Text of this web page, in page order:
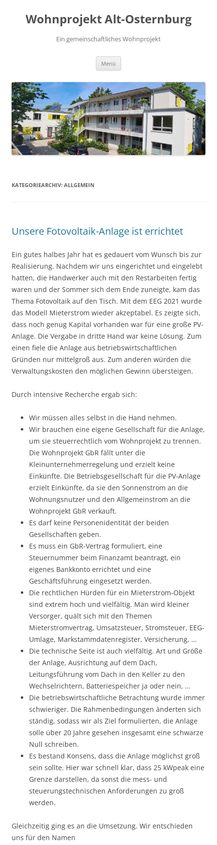
springen
Wohnprojekt Alt-Osternburg
Ein gemeinschaftliches Wohnprojekt
Menü
KATEGORIEARCHIV: ALLGEMEIN
Unsere Fotovoltaik-Anlage ist errichtet
Ein gutes halbes Jahr hat es gedauert vom Wunsch bis zur
Realisierung. Nachdem wir uns eingerichtet und eingelebt
hatten, die Handwerker auch mit den Restarbeiten fertig
waren und der Sommer sich dem Ende zuneigte, kam das
Thema Fotovoltaik auf den Tisch. Mit dem EEG 2021 wurde
das Modell Mieterstrom wieder akzeptabel. Es zeigte sich,
dass noch genug Kapital vorhanden war für eine große PV-
Anlage. Die Vergabe in dritte Hand war keine Lösung. Zum
einen fiele die Anlage aus betriebswirtschaftlichen
Gründen nur mittelgroß aus. Zum anderen würden die
Verwaltungskosten den möglichen Gewinn übersteigen.
Durch intensive Recherche ergab sich:
Wir müssen alles selbst in die Hand nehmen.
Wir brauchen eine eigene Gesellschaft für die Anlage,
um sie steuerrechtlich vom Wohnprojekt zu trennen.
Die Wohnprojekt GbR fällt unter die
Kleinunternehmerregelung und erzielt keine
Einkünfte. Die Betriebsgesellschaft für die PV-Anlage
erzielt Einkünfte, da sie den Sonnenstrom an die
Wohnungsnutzer und den Allgemeinstrom an die
Wohnprojekt GbR verkauft.
Es darf keine Personenidentität der beiden
Gesellschaften geben.
Es muss ein GbR-Vertrag formuliert, eine
Steuernummer beim Finanzamt beantragt, ein
eigenes Bankkonto errichtet und eine
Geschäftsführung eingesetzt werden.
Die rechtlichen Hürden für ein Mieterstrom-Objekt
sind extrem hoch und vielfältig. Man wird kleiner
Versorger, quält sich mit den Themen
Mieterstromvertrag, Umsatzsteuer, Stromsteuer, EEG-
Umlage, Markstammdatenregister, Versicherung, …
Die technische Seite ist auch vielfältig. Art und Größe
der Anlage, Ausrichtung auf dem Dach,
Leitungsführung vom Dach in den Keller zu den
Wechselrichtern, Batteriespeicher ja oder nein, …
Die betriebswirtschaftliche Betrachtung wurde immer
schwieriger. Die Rahmenbedingungen änderten sich
ständig, sodass wir als Ziel formulierten, die Anlage
solle über 20 Jahre gesehen insgesamt eine schwarze
Null schreiben.
Es bestand Konsens, dass die Anlage möglichst groß
sein sollte. Hier war schnell klar, dass 25 kWpeak eine
Grenze darstellen, da sonst die mess- und
steuerungstechnischen Anforderungen zu groß
werden.
Gleichzeitig ging es an die Umsetzung. Wir entschieden
uns für den Namen